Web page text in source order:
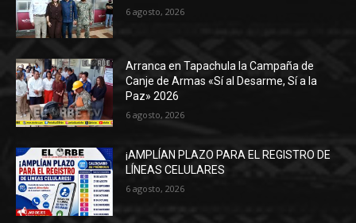
6 agosto, 2026
Arranca en Tapachula la Campaña de
Canje de Armas «Sí al Desarme, Sí a la
Paz» 2026
6 agosto, 2026
¡AMPLÍAN PLAZO PARA EL REGISTRO DE
LÍNEAS CELULARES
6 agosto, 2026